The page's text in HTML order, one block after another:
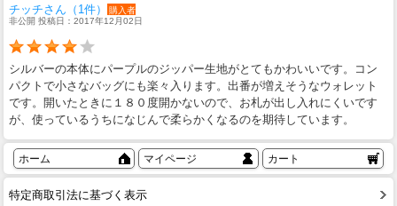
チッチさん（1件）
購入者
非公開 投稿日：2017年12月02日
シルバーの本体にパープルのジッパー生地がとてもかわいいです。コン
パクトで小さなバッグにも楽々入ります。出番が増えそうなウォレット
です。開いたときに１８０度開かないので、お札が出し入れにくいです
が、使っているうちになじんで柔らかくなるのを期待しています。
ホーム マイページ カート
特定商取引法に基づく表示